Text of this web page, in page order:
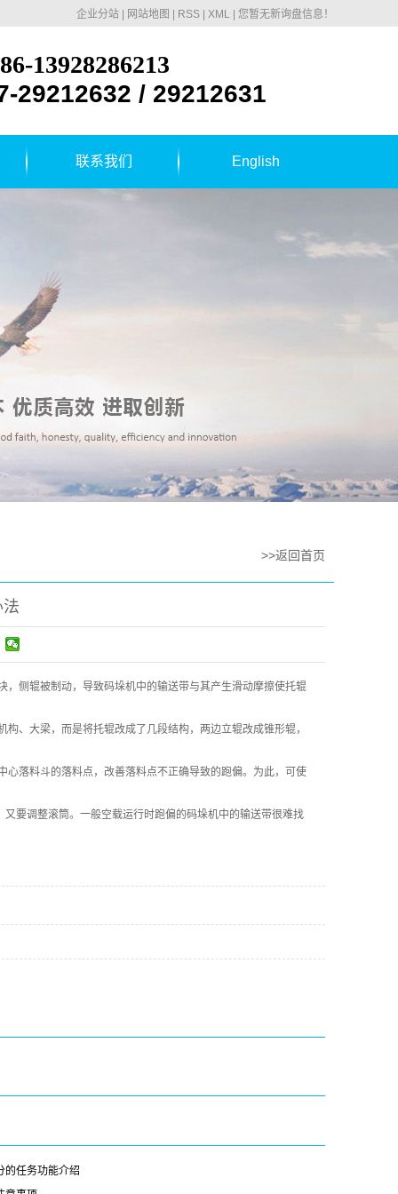
企业分站 网站地图 RSS XML 您暂无新询盘信息！
86-13928286213
29212632 / 29212631
联系我们 English
>>返回首页
侧辊被制动，导致码垛机中的输送带与其产生滑动摩擦使托辊
、大梁，而是将托辊改成了几段结构，两边立辊改成锥形辊，
落料斗的落料点，改善落料点不正确导致的跑偏。为此，可使
要调整滚筒。一般空载运行时跑偏的码垛机中的输送带很难找
的任务功能介绍